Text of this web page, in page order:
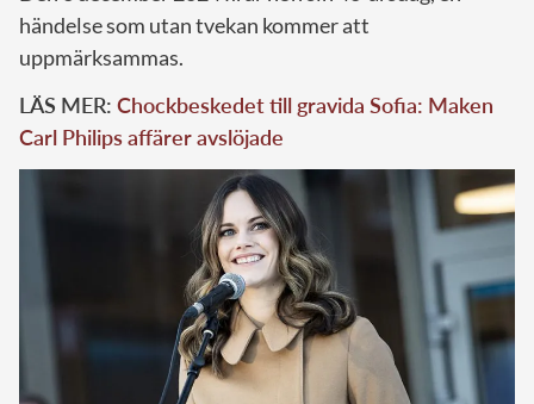
händelse som utan tvekan kommer att
uppmärksammas.
LÄS MER: Chockbeskedet till gravida Sofia: Maken
Carl Philips affärer avslöjade